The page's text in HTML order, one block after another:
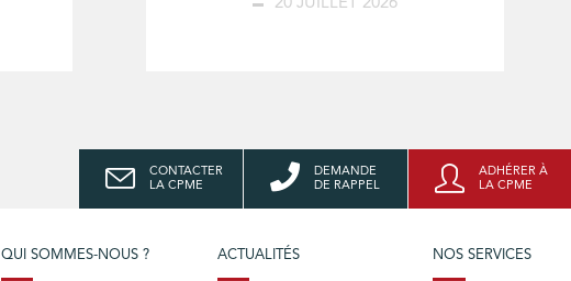
20 JUILLET 2026
CONTACTER
LA CPME
DEMANDE
DE RAPPEL
ADHÉRER À
LA CPME
QUI SOMMES-NOUS ? ACTUALITÉS NOS SERVICES